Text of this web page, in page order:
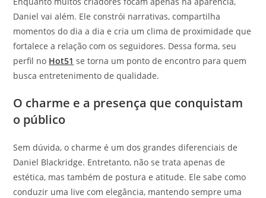
Daniel vai além. Ele constrói narrativas, compartilha
momentos do dia a dia e cria um clima de proximidade que
fortalece a relação com os seguidores. Dessa forma, seu
perfil no Hot51 se torna um ponto de encontro para quem
busca entretenimento de qualidade.
O charme e a presença que conquistam
o público
Sem dúvida, o charme é um dos grandes diferenciais de
Daniel Blackridge. Entretanto, não se trata apenas de
estética, mas também de postura e atitude. Ele sabe como
conduzir uma live com elegância, mantendo sempre uma